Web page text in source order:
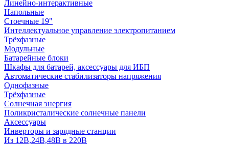
Линейно-интерактивные
Напольные
Стоечные 19"
Интеллектуальное управление электропитанием
Трёхфазные
Модульные
Батарейные блоки
Шкафы для батарей, аксессуары для ИБП
Автоматические стабилизаторы напряжения
Однофазные
Трёхфазные
Солнечная энергия
Поликристалические солнечные панели
Аксессуары
Инверторы и зарядные станции
Из 12В,24В,48В в 220В